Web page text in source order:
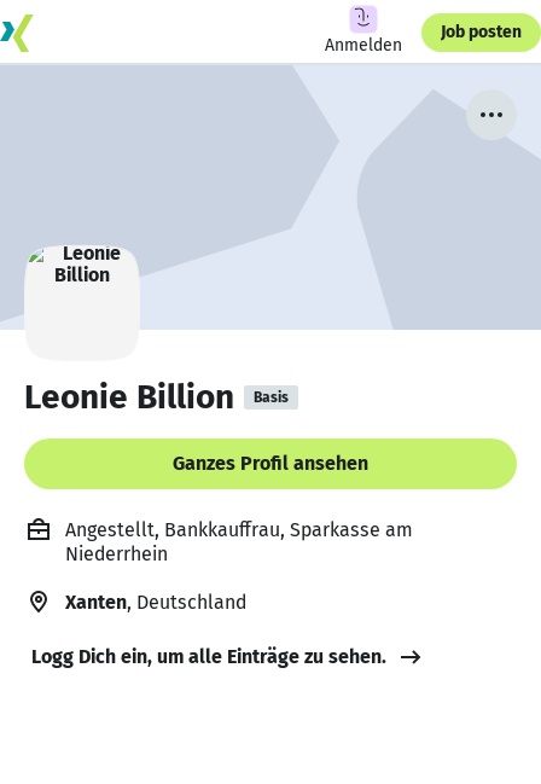
Anmelden
Job posten
Leonie Billion Basis
Ganzes Profil ansehen
Angestellt, Bankkauffrau, Sparkasse am
Niederrhein
Xanten, Deutschland
Logg Dich ein, um alle Einträge zu sehen.